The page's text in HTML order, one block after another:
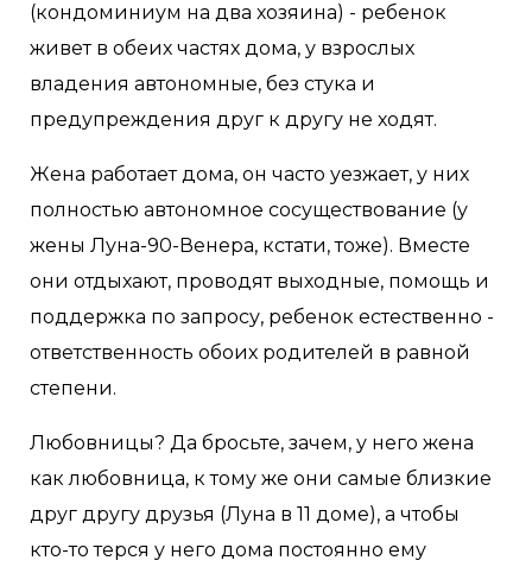
(кондоминиум на два хозяина) - ребенок
живет в обеих частях дома, у взрослых
владения автономные, без стука и
предупреждения друг к другу не ходят.
Жена работает дома, он часто уезжает, у них
полностью автономное сосуществование (у
жены Луна-90-Венера, кстати, тоже). Вместе
они отдыхают, проводят выходные, помощь и
поддержка по запросу, ребенок естественно -
ответственность обоих родителей в равной
степени.
Любовницы? Да бросьте, зачем, у него жена
как любовница, к тому же они самые близкие
друг другу друзья (Луна в 11 доме), а чтобы
кто-то терся у него дома постоянно ему